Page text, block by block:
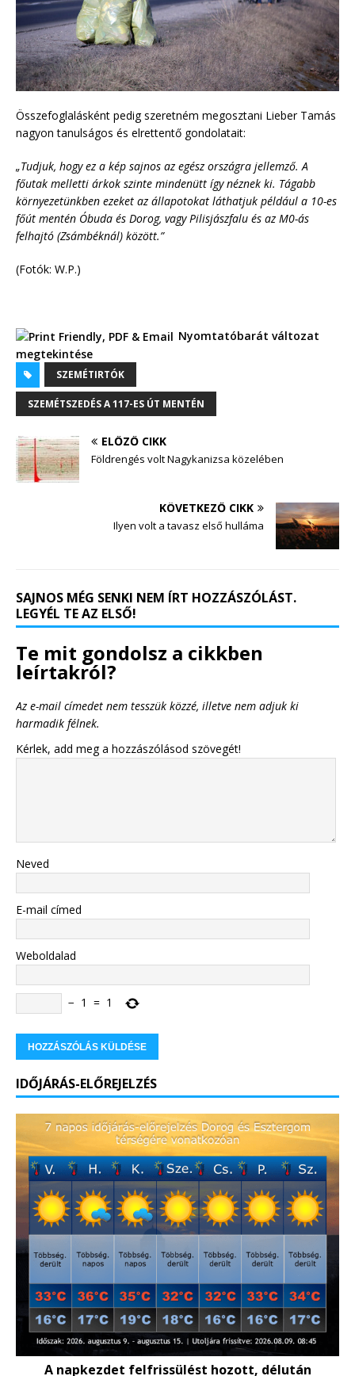
Összefoglalásként pedig szeretném megosztani Lieber Tamás
nagyon tanulságos és elrettentő gondolatait:
„Tudjuk, hogy ez a kép sajnos az egész országra jellemző. A
főutak melletti árkok szinte mindenütt így néznek ki. Tágabb
környezetünkben ezeket az állapotokat láthatjuk például a 10-es
főút mentén Óbuda és Dorog, vagy Pilisjászfalu és az M0-ás
felhajtó (Zsámbéknál) között.”
(Fotók: W.P.)
Nyomtatóbarát változat
megtekintése
SZEMÉTIRTÓK
SZEMÉTSZEDÉS A 117-ES ÚT MENTÉN
ELŐZŐ CIKK
Földrengés volt Nagykanizsa közelében
KÖVETKEZŐ CIKK
Ilyen volt a tavasz első hulláma
SAJNOS MÉG SENKI NEM ÍRT HOZZÁSZÓLÁST.
LEGYÉL TE AZ ELSŐ!
Te mit gondolsz a cikkben
leírtakról?
Az e-mail címedet nem tesszük közzé, illetve nem adjuk ki
harmadik félnek.
Kérlek, add meg a hozzászólásod szövegét!
Neved
E-mail címed
Weboldalad
− 1 = 1
IDŐJÁRÁS-ELŐREJELZÉS
A napkezdet felfrissülést hozott, délután